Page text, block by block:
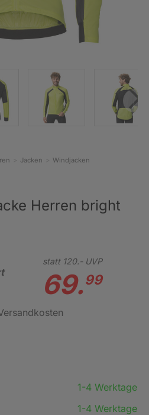
Jacken Windjacken
Herren bright
statt 120.-UVP
69.99
1-4 Werktage
1-4 Werktage